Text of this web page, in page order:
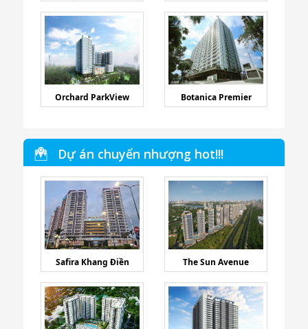
Orchard ParkView Botanica Premier
Dự án chuyển nhượng hot!!!
Safira Khang Điền The Sun Avenue